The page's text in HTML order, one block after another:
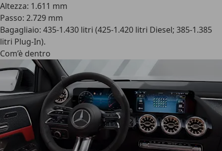
Altezza: 1.611 mm
Passo: 2.729 mm
Bagagliaio: 435-1.430 litri (425-1.420 litri Diesel; 385-1.385
litri Plug-In).
Com’è dentro